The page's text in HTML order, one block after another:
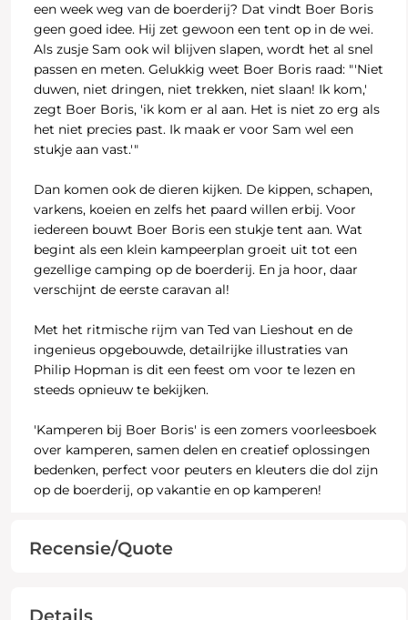
een week weg van de boerderij? Dat vindt Boer Boris
geen goed idee. Hij zet gewoon een tent op in de wei.
Als zusje Sam ook wil blijven slapen, wordt het al snel
passen en meten. Gelukkig weet Boer Boris raad: "'Niet
duwen, niet dringen, niet trekken, niet slaan! Ik kom,'
zegt Boer Boris, 'ik kom er al aan. Het is niet zo erg als
het niet precies past. Ik maak er voor Sam wel een
stukje aan vast.'"
Dan komen ook de dieren kijken. De kippen, schapen,
varkens, koeien en zelfs het paard willen erbij. Voor
iedereen bouwt Boer Boris een stukje tent aan. Wat
begint als een klein kampeerplan groeit uit tot een
gezellige camping op de boerderij. En ja hoor, daar
verschijnt de eerste caravan al!
Met het ritmische rijm van Ted van Lieshout en de
ingenieus opgebouwde, detailrijke illustraties van
Philip Hopman is dit een feest om voor te lezen en
steeds opnieuw te bekijken.
'Kamperen bij Boer Boris' is een zomers voorleesboek
over kamperen, samen delen en creatief oplossingen
bedenken, perfect voor peuters en kleuters die dol zijn
op de boerderij, op vakantie en op kamperen!
Recensie/Quote
Details